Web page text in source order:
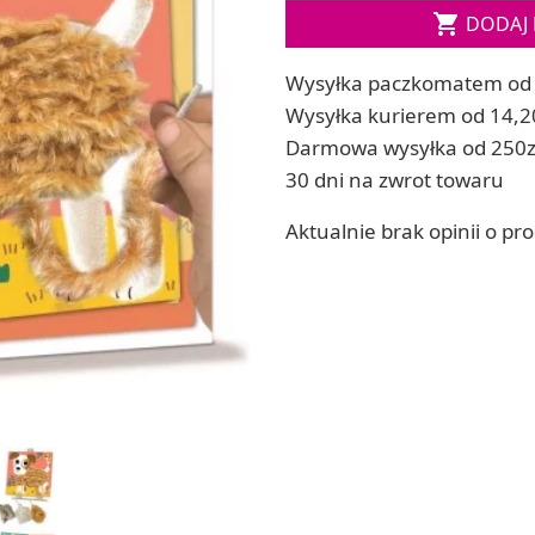
ręcznych
Dodatki: barwniki i zapachy
RZEŹBA, GLINY I ODLEWY
Lepienie i rzeźbienie
Odlewy dekoracyjne
Tworzenie z gliny polimerowej
Modelowanie dla dzieci
 DODAJ
Wysyłka paczkomatem od
Wysyłka kurierem od
Darmowa wysyłka od
30 dni na zwrot towaru
Aktualnie brak opinii o